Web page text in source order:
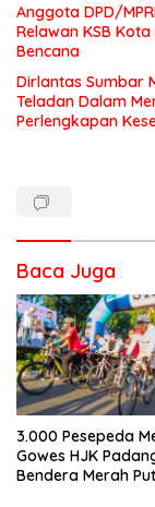
Anggota DPD/
Relawan KSB
Bencana
Dirlantas Sumbar
Teladan Dalam
Perlengkapan
Baca Juga
3.000 Pesepeda
Gowes HJK
Bendera Merah